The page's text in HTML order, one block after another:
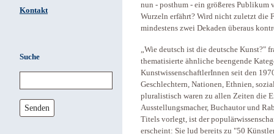
Kontakt
Suche
Senden
nun - posthum - ein größeres Publikum
Wurzeln erfährt? Wird nicht zuletzt die
mindestens zwei Dekaden überaus
„Wie deutsch ist die deutsche Kunst?"
thematisierte ähnliche beengende
KunstwissenschaftlerInnen seit den
Geschlechtern, Nationen, Ethnien,
pluralistisch waren zu allen Zeiten die
Ausstellungsmacher, Buchautor und
Titels vorlegt, ist der
erscheint: Sie lud bereits zu "50